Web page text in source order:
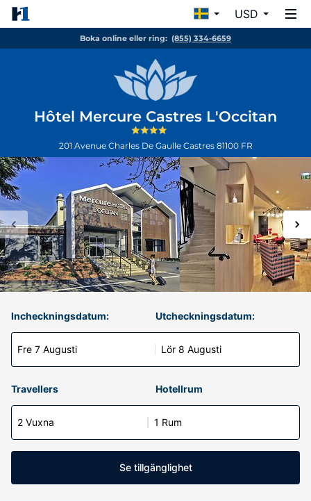
USD
Boka online eller ring: (855) 334-6659
Hôtel Mercure Castres L'Occitan
201 Avenue Charles De Gaulle Castres 81100 FR
Incheckningsdatum:
Fre 7 Augusti
Utcheckningsdatum:
Lör 8 Augusti
Travellers Hotellrum
2 Vuxna 1 Rum
Se tillgänglighet